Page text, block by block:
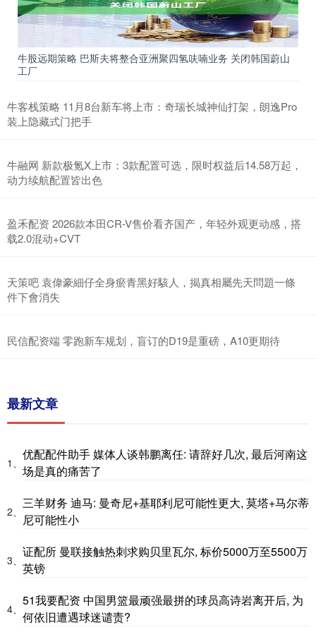
牛股远期策略 巴斯夫将整合亚洲聚四氢呋喃业务 关闭韩国蔚山
工厂
牛客栈策略 11月8台新车将上市：奇瑞长城神仙打架，朗逸Pro
装上隐藏式门把手
牛融网 新款极氪X上市：3款配置可选，限时权益后14.58万起，
动力续航配置皆出色
盈禾配资 2026款本田CR-V售价看齐国产，年轻外观更动感，搭
载2.0混动+CVT
天策吧 袁偉豪細仔全身瘀青黑好駭人，揭真相屬先天問題一條
件下會消失
民信配资端 零跑新车规划，盲订的D19是重磅，A10更期待
最新文章
1、
优配配件助手 媒体人谈韩鹏离任: 请辞好几次, 最后河南这
场是真的痛苦了
2、
三羊财务 迪马: 曼奇尼+基耶利尼可能性更大, 莫塔+马尔蒂
尼可能性小
3、
证配所 曼联接触热刺求购贝里瓦尔, 标价5000万至5500万
英镑
4、
51我要配资 中国男篮最顽强最拼的球员高诗岩离开后, 为
何依旧遭遇球迷谴责?